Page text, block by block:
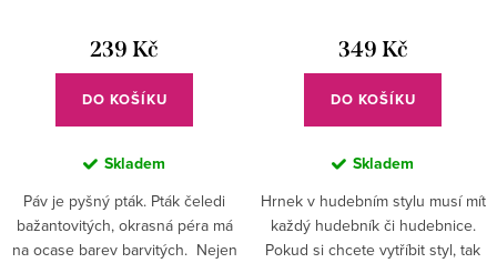
239 Kč
DO KOŠÍKU
Skladem
Páv je pyšný pták. Pták čeledi
bažantovitých, okrasná péra má
na ocase barev barvitých. Nejen
349 Kč
DO KOŠÍKU
Skladem
Hrnek v hudebním stylu musí mít
každý hudebník či hudebnice.
Pokud si chcete vytříbit styl, tak